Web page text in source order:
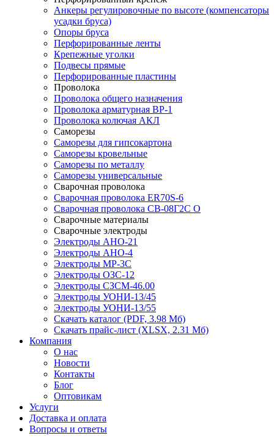
Анкеры регулировочные по высоте (компенсаторы
усадки бруса)
Опоры бруса
Перфорированные ленты
Крепежные уголки
Подвесы прямые
Перфорированные пластины
Проволока
Проволока общего назначения
Проволока арматурная ВР-1
Проволока колючая АКЛ
Саморезы
Саморезы для гипсокартона
Саморезы кровельные
Саморезы по металлу
Саморезы универсальные
Сварочная проволока
Сварочная проволока ER70S-6
Сварочная проволока СВ-08Г2С О
Сварочные материалы
Сварочные электроды
Электроды АНО-21
Электроды АНО-4
Электроды МР-3С
Электроды ОЗС-12
Электроды СЗСМ-46.00
Электроды УОНИ-13/45
Электроды УОНИ-13/55
Скачать каталог (PDF, 3.98 Мб)
Скачать прайс-лист (XLSX, 2.31 Мб)
Компания
О нас
Новости
Контакты
Блог
Оптовикам
Услуги
Доставка и оплата
Вопросы и ответы